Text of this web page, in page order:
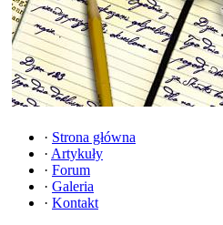
· Strona główna
· Artykuły
· Forum
· Galeria
· Kontakt